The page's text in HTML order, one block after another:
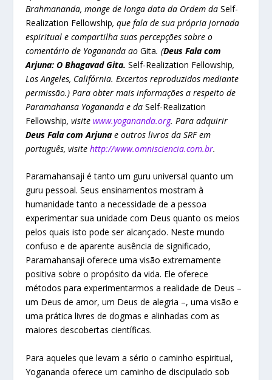
Brahmananda, monge de longa data da Ordem daSelf-
Realization Fellowship, que fala de sua própria jornada
espiritual e compartilha suas percepções sobre o
comentário de Yogananda aoGita. (Deus Fala com
Arjuna: O Bhagavad Gita.Self-Realization Fellowship,
Los Angeles, Califórnia. Excertos reproduzidos mediante
permissão.) Para obter mais informações a respeito de
Paramahansa Yogananda e daSelf-Realization
Fellowship, visitewww.yogananda.org. Para adquirir
Deus Fala com Arjuna e outros livros da SRF em
português, visite http://www.omnisciencia.com.br.
Paramahansaji é tanto um guru universal quanto um
guru pessoal. Seus ensinamentos mostram à
humanidade tanto a necessidade de a pessoa
experimentar sua unidade com Deus quanto os meios
pelos quais isto pode ser alcançado. Neste mundo
confuso e de aparente ausência de significado,
Paramahansaji oferece uma visão extremamente
positiva sobre o propósito da vida. Ele oferece
métodos para experimentarmos a realidade de Deus –
um Deus de amor, um Deus de alegria –, uma visão e
uma prática livres de dogmas e alinhadas com as
maiores descobertas científicas.
Para aqueles que levam a sério o caminho espiritual,
Yogananda oferece um caminho de discipulado sob